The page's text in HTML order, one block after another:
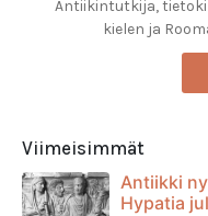
Antiikintutkija,
kielen ja
Viimeisimmät
Antiikki
Hypatia